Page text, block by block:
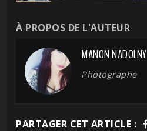
À PROPOS DE L'AUTEUR
MANON NADOLNY
Photographe
PARTAGER CET ARTICLE :